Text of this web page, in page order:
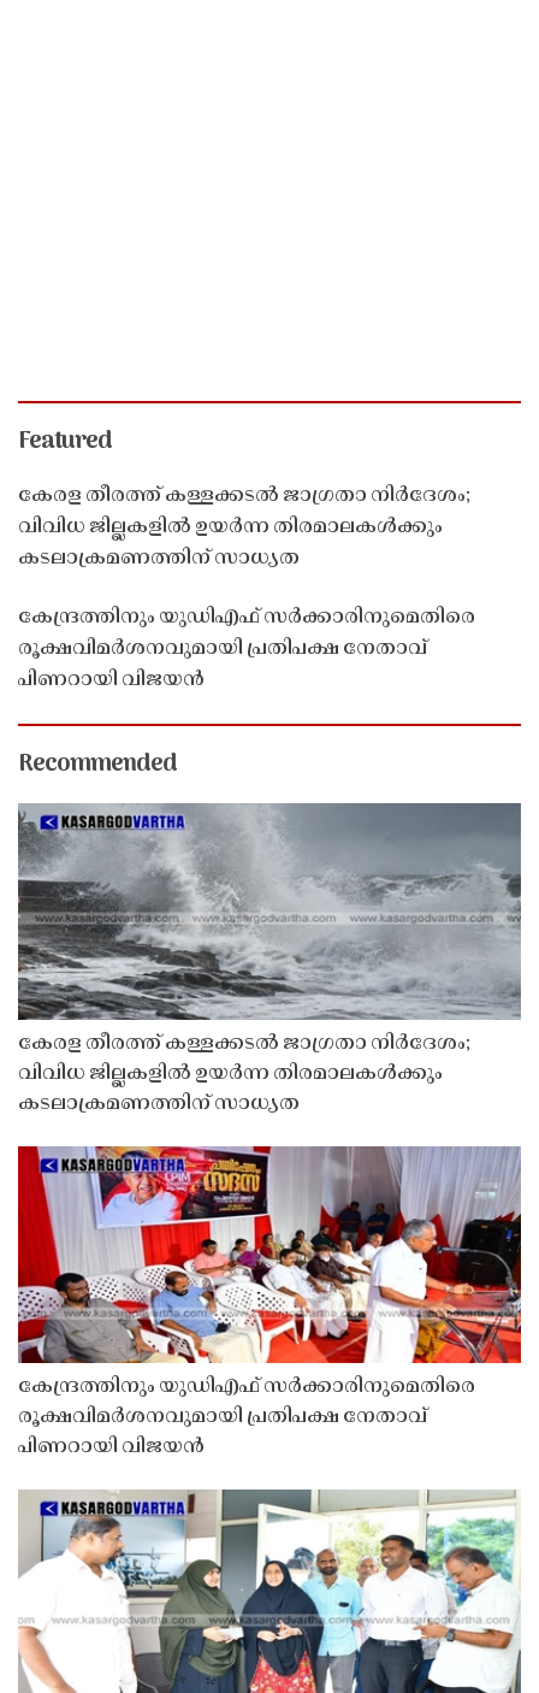
Featured
കേരള തീരത്ത് കള്ളക്കടൽ ജാഗ്രതാ നിർദേശം;
വിവിധ ജില്ലകളിൽ ഉയർന്ന തിരമാലകൾക്കും
കടലാക്രമണത്തിന് സാധ്യത
കേന്ദ്രത്തിനും യുഡിഎഫ് സർക്കാരിനുമെതിരെ
രൂക്ഷവിമർശനവുമായി പ്രതിപക്ഷ നേതാവ്
പിണറായി വിജയൻ
Recommended
കേരള തീരത്ത് കള്ളക്കടൽ ജാഗ്രതാ നിർദേശം;
വിവിധ ജില്ലകളിൽ ഉയർന്ന തിരമാലകൾക്കും
കടലാക്രമണത്തിന് സാധ്യത
കേന്ദ്രത്തിനും യുഡിഎഫ് സർക്കാരിനുമെതിരെ
രൂക്ഷവിമർശനവുമായി പ്രതിപക്ഷ നേതാവ്
പിണറായി വിജയൻ